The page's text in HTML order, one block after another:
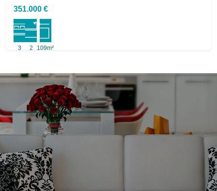
351.000 €
3 2 109m²